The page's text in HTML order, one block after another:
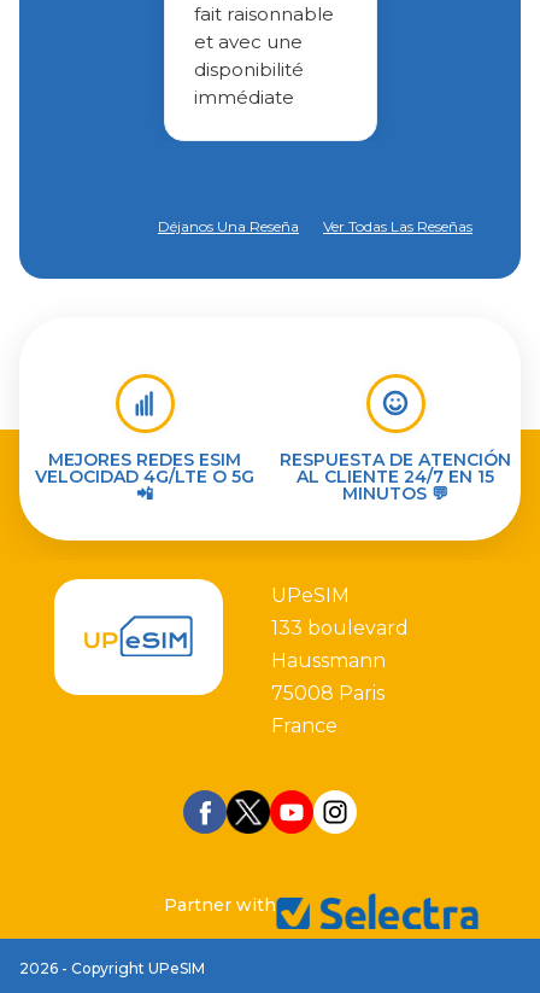
fait raisonnable
et avec une
disponibilité
immédiate
Déjanos Una Reseña Ver Todas Las Reseñas
MEJORES REDES ESIM
VELOCIDAD 4G/LTE O 5G
📲
RESPUESTA DE ATENCIÓN
AL CLIENTE 24/7 EN 15
MINUTOS 💬
UPeSIM
133 boulevard
Haussmann
75008 Paris
France
Partner with
2026 - Copyright UPeSIM